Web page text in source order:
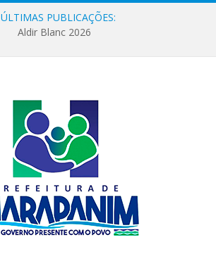
ÚLTIMAS PUBLICAÇÕES:
Aldir Blanc 2026